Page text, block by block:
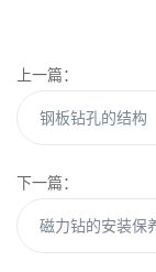
上一篇：
钢板钻孔的结构
下一篇：
磁力钻的安装保